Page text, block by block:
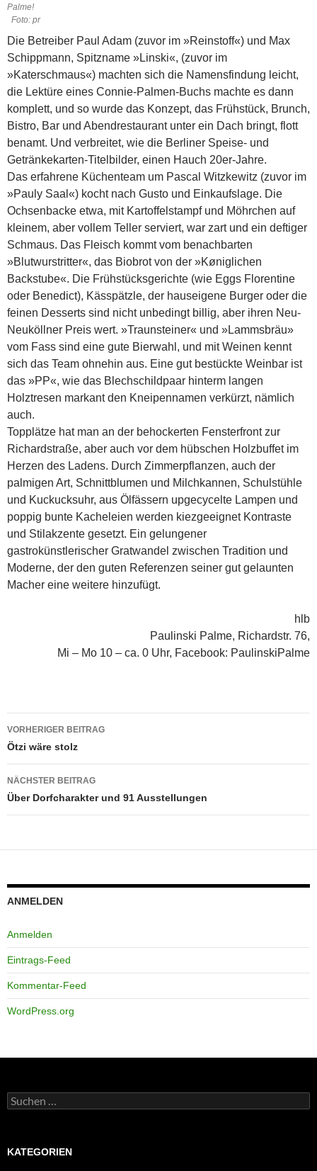
Palme!
Foto: pr
Die Betreiber Paul Adam (zuvor im »Reinstoff«) und Max
Schippmann, Spitzname »Linski«, (zuvor im
»Katerschmaus«) machten sich die Namensfindung leicht,
die Lektüre eines Connie-Palmen-Buchs machte es dann
komplett, und so wurde das Konzept, das Frühstück, Brunch,
Bistro, Bar und Abendrestaurant unter ein Dach bringt, flott
benamt. Und verbreitet, wie die Berliner Speise- und
Getränkekarten-Titelbilder, einen Hauch 20er-Jahre.
Das erfahrene Küchenteam um Pascal Witzkewitz (zuvor im
»Pauly Saal«) kocht nach Gusto und Einkaufslage. Die
Ochsenbacke etwa, mit Kartoffelstampf und Möhrchen auf
kleinem, aber vollem Teller serviert, war zart und ein deftiger
Schmaus. Das Fleisch kommt vom benachbarten
»Blutwurst­ritter«, das Biobrot von der »Køniglichen
Backstube«. Die Frühstücksgerichte (wie Eggs Florentine
oder Benedict), Kässpätzle, der hauseigene Burger oder die
feinen Desserts sind nicht unbedingt billig, aber ihren Neu-
Neuköllner Preis wert. »Traunsteiner« und »Lammsbräu»
vom Fass sind eine gute Bierwahl, und mit Weinen kennt
sich das Team ohnehin aus. Eine gut bestückte Weinbar ist
das »PP«, wie das Blechschildpaar hinterm langen
Holztresen markant den Kneipennamen verkürzt, nämlich
auch.
Topplätze hat man an der behockerten Fensterfront zur
Richardstraße, aber auch vor dem hübschen Holzbuffet im
Herzen des Ladens. Durch Zimmerpflanzen, auch der
palmigen Art, Schnittblumen und Milchkannen, Schulstühle
und Kuckucksuhr, aus Ölfässern upgecycelte Lampen und
poppig bunte Kacheleien werden kiez­geeignet Kontraste
und Stilakzente gesetzt. Ein gelungener
gastrokünstlerischer Gratwandel zwischen Tradition und
Moderne, der den guten Referenzen seiner gut gelaunten
Macher eine weitere hinzufügt.
hlb
Paulinski Palme, Richardstr. 76,
Mi – Mo 10 – ca. 0 Uhr, Facebook: PaulinskiPalme
Beitragsnavigation
VORHERIGER BEITRAG
Ötzi wäre stolz
NÄCHSTER BEITRAG
Über Dorfcharakter und 91 Ausstellungen
ANMELDEN
Anmelden
Eintrags-Feed
Kommentar-Feed
WordPress.org
Suchen
nach:
KATEGORIEN